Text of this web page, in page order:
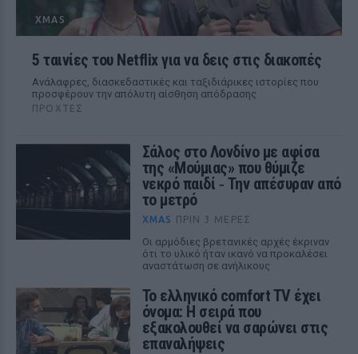
XMAS
5 ταινίες του Netflix για να δεις στις διακοπές
Aνάλαφρες, διασκεδαστικές και ταξιδιάρικες ιστορίες που
προσφέρουν την απόλυτη αίσθηση απόδρασης
ΠΡΟΧΤΈΣ
Σάλος στο Λονδίνο με αφίσα
της «Μούμιας» που θύμιζε
νεκρό παιδί ‑ Την απέσυραν από
το μετρό
XMAS ΠΡΙΝ 3 ΜΈΡΕΣ
Οι αρμόδιες βρετανικές αρχές έκριναν
ότι το υλικό ήταν ικανό να προκαλέσει
αναστάτωση σε ανήλικους
Το ελληνικό comfort TV έχει
όνομα: Η σειρά που
εξακολουθεί να σαρώνει στις
επαναλήψεις